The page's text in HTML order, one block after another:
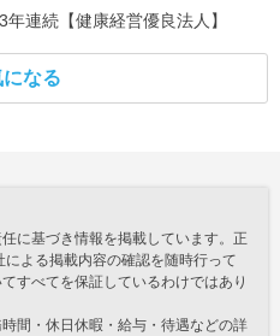
連続【健康経営優良法人】
なる
に基づき情報を掲載しています。正
よる掲載内容の確認を随時行って
すべてを保証しているわけではあり
間・休日休暇・給与・待遇などの詳